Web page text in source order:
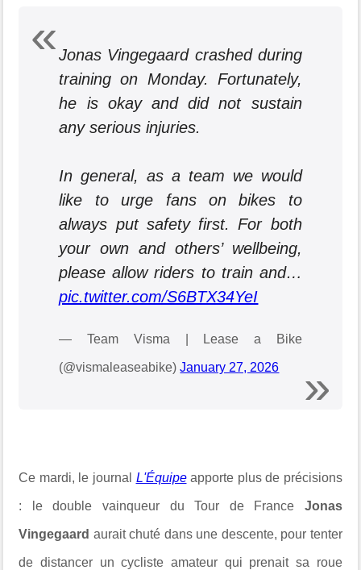
Jonas Vingegaard crashed during
training on Monday. Fortunately,
he is okay and did not sustain
any serious injuries.
In general, as a team we would
like to urge fans on bikes to
always put safety first. For both
your own and others’ wellbeing,
please allow riders to train and…
pic.twitter.com/S6BTX34YeI
— Team Visma | Lease a Bike
(@vismaleaseabike)January 27, 2026
Ce mardi, le journal L'Équipeapporte plus de précisions
: le double vainqueur du Tour de France Jonas
Vingegaard aurait chuté dans une descente, pour tenter
de distancer un cycliste amateur qui prenait sa roue